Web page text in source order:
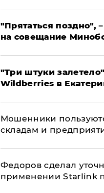
"Прятаться поздно",
на совещание
"Три штуки
Wildberries в
Мошенники
складам и
Федоров сделал
применении Starlink